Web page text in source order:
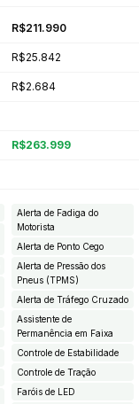
R$211.990
R$25.842
R$2.684
R$263.999
Alerta de Fadiga do
Motorista
Alerta de Ponto Cego
Alerta de Pressão dos
Pneus (TPMS)
Alerta de Tráfego Cruzado
Assistente de
Permanência em Faixa
Controle de Estabilidade
Controle de Tração
Faróis de LED